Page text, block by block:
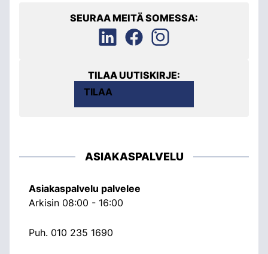
SEURAA MEITÄ SOMESSA:
TILAA UUTISKIRJE:
TILAA
ASIAKASPALVELU
Asiakaspalvelu palvelee
Arkisin 08:00 - 16:00
Puh. 010 235 1690